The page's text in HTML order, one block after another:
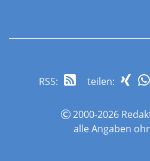
RSS: teilen:
2000-2026
alle Angaben